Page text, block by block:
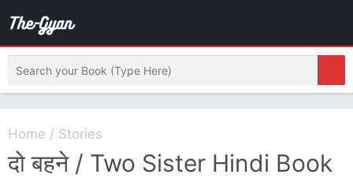
Home / Stories
दो बहने / Two Sister Hindi Book